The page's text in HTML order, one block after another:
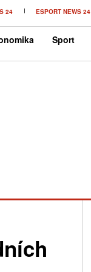
24 ESPORT NEWS 24
Sport